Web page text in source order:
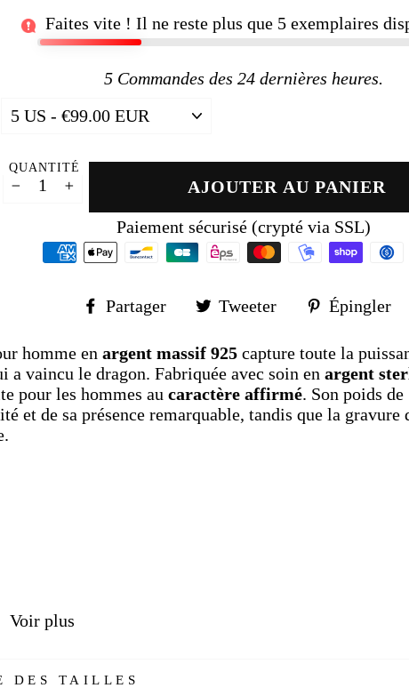
Faites vite ! Il ne reste plus que 5 exemplaires
5Commandes des 24 dernières heures.
QUANTITÉ
AJOUTER AU PANIER
Paiement sécurisé (crypté via SSL)
Partager
Partager
Facebook
Tweeter
Tweeter
Twitter
Épingler
homme en argent massif 925 capture toute la
a vaincu le dragon. Fabriquée avec soin en argent
pour les hommes au caractère affirmé. Son poids de
et de sa présence remarquable, tandis que la gravure
Voir plus
DES TAILLES